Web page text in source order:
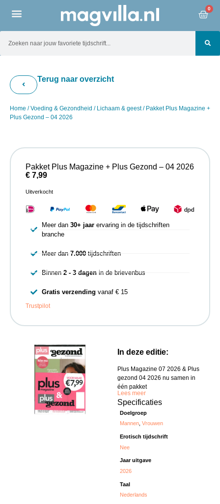
0
Terug naar overzicht
Home /Voeding & Gezondheid / Lichaam & geest/ Pakket Plus Magazine +
Plus Gezond – 04 2026
In deze editie:
Plus Magazine 07 2026 & Plus
gezond 04 2026 nu samen in
één pakket
Lees meer
Specificaties
Doelgroep
Mannen,Vrouwen
Erotisch tijdschrift
Nee
Jaar uitgave
2026
Taal
Nederlands
Pakket Plus Magazine + Plus Gezond – 04 2026
€ 7,99
Uitverkocht
Meer dan 30+ jaarervaring in de tijdschriften
branche
Meer dan 7.000tijdschriften
Binnen 2 - 3 dagenin de brievenbus
Gratis verzending vanaf € 15
Trustpilot